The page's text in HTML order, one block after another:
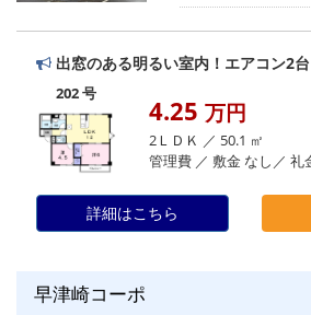
出窓のある明るい室内！エアコン2
202 号
4.25 万円
2ＬＤＫ ／ 50.1 ㎡
管理費 ／ 敷金 なし／ 礼
詳細はこちら
早津崎コーポ